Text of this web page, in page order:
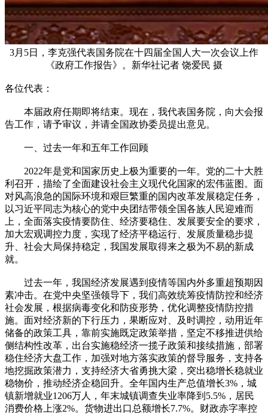
3月5日，李克强代表国务院在十四届全国人大一次会议上作
《政府工作报告》。新华社记者 饶爱民 摄
各位代表：
本届政府任期即将结束。现在，我代表国务院，向大会报
告工作，请予审议，并请全国政协委员提出意见。
一、过去一年和五年工作回顾
2022年是党和国家历史上极为重要的一年。党的二十大胜
利召开，描绘了全面建设社会主义现代化国家的宏伟蓝图。面
对风高浪急的国际环境和艰巨繁重的国内改革发展稳定任务，
以习近平同志为核心的党中央团结带领全国各族人民迎难而
上，全面落实疫情要防住、经济要稳住、发展要安全的要求，
加大宏观调控力度，实现了经济平稳运行、发展质量稳步提
升、社会大局保持稳定，我国发展取得来之极为不易的新成
就。
过去一年，我国经济发展遇到疫情等国内外多重超预期因
素冲击。在党中央坚强领导下，我们高效统筹疫情防控和经济
社会发展，根据病毒变化和防疫形势，优化调整疫情防控措
施。面对经济新的下行压力，果断应对、及时调控，动用近年
储备的政策工具，靠前实施既定政策举措，坚定不移推进供给
侧结构性改革，出台实施稳经济一揽子政策和接续措施，部署
稳住经济大盘工作，加强对地方落实政策的督导服务，支持各
地挖掘政策潜力，支持经济大省勇挑大梁，突出稳增长稳就业
稳物价，推动经济企稳回升。全年国内生产总值增长3%，城
镇新增就业1206万人，年末城镇调查失业率降到5.5%，居民
消费价格上涨2%。货物进出口总额增长7.7%。财政赤字率控